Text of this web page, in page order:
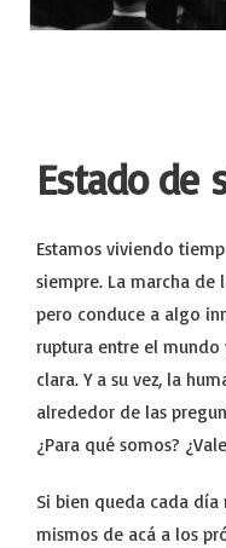
Estado de
Estamos viviendo
siempre. La marcha
pero conduce a algo
ruptura entre el mundo
clara. Y a su vez, la
alrededor de las
¿Para qué somos?
Si bien queda cada
mismos de acá a los